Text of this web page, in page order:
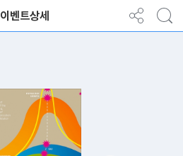
이벤트상세